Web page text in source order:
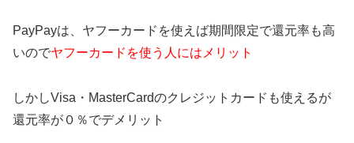
PayPayは、ヤフーカードを使えば期間限定で還元率も高
いのでヤフーカードを使う人にはメリット
しかしVisa・MasterCardのクレジットカードも使えるが
還元率が０％でデメリット